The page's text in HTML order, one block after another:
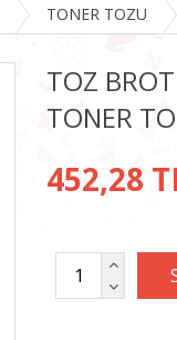
TONER TOZU
TOZ
TONER
452,28